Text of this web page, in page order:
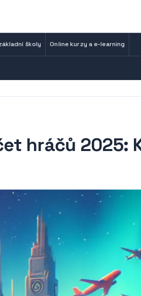
školy Online kurzy a e-learning
hráčů 2025: